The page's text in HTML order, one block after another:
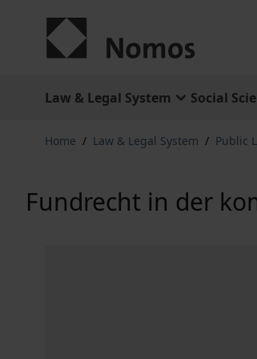
Law & Legal System Social
Home / Law & Legal System / Public
Fundrecht in der